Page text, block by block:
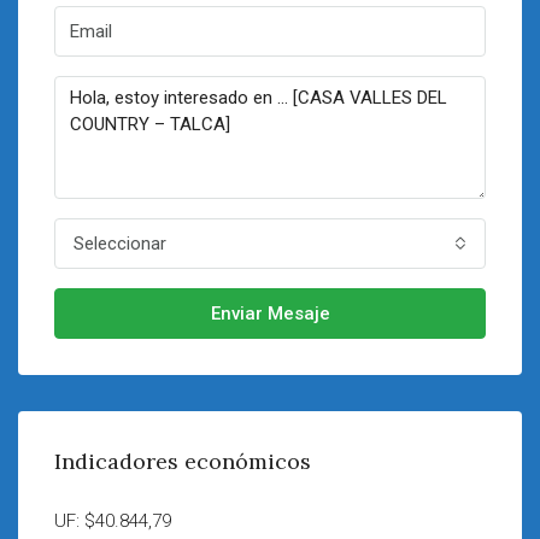
Seleccionar
Enviar Mesaje
Indicadores económicos
UF: $40.844,79